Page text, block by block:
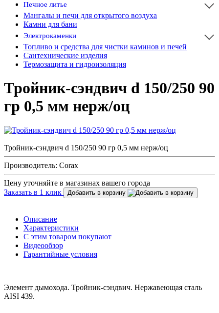
Печное литье
Мангалы и печи для открытого воздуха
Камни для бани
Электрокаменки
Топливо и средства для чистки каминов и печей
Сантехнические изделия
Термозащита и гидроизоляция
Тройник-сэндвич d 150/250 90
гр 0,5 мм нерж/оц
Тройник-сэндвич d 150/250 90 гр 0,5 мм нерж/оц
Производитель: Corax
Цену уточняйте в магазинах вашего города
Заказать в 1 клик
Добавить в корзину
Описание
Характеристики
С этим товаром покупают
Видеообзор
Гарантийные условия
Элемент дымохода. Тройник-сэндвич. Нержавеющая сталь
AISI 439.